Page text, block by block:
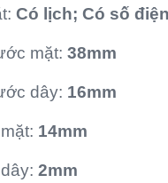
Có lịch; Có số
mặt: 38mm
dây: 16mm
14mm
2mm